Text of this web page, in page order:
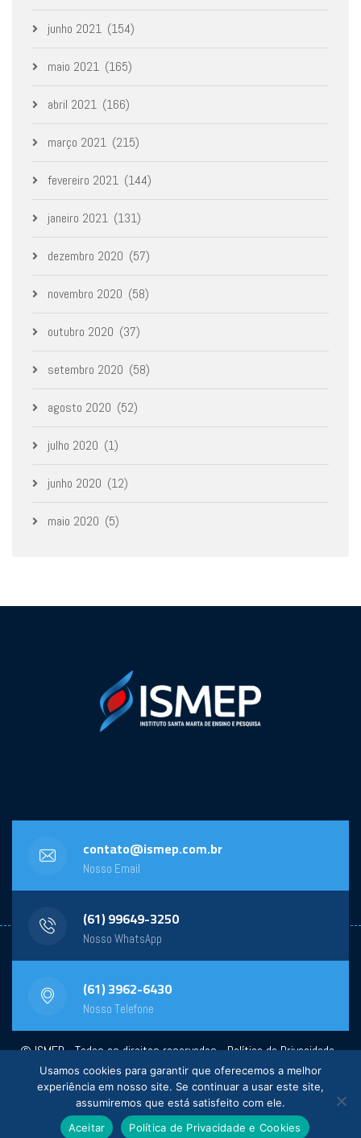
junho 2021 (154)
maio 2021 (165)
abril 2021 (166)
março 2021 (215)
fevereiro 2021 (144)
janeiro 2021 (131)
dezembro 2020 (57)
novembro 2020 (58)
outubro 2020 (37)
setembro 2020 (58)
agosto 2020 (52)
julho 2020 (1)
junho 2020 (12)
maio 2020 (5)
contato@ismep.com.br
Nosso Email
(61) 99649-3250
Nosso WhatsApp
(61) 3962-6430
Nosso Telefone
© ISMEP - Todos os direitos reservados -Política de Privacidade-
Powered by:General Design
Usamos cookies para garantir que oferecemos a melhor
experiência em nosso site. Se continuar a usar este site,
assumiremos que está satisfeito com ele.
Aceitar
Política de Privacidade e Cookies